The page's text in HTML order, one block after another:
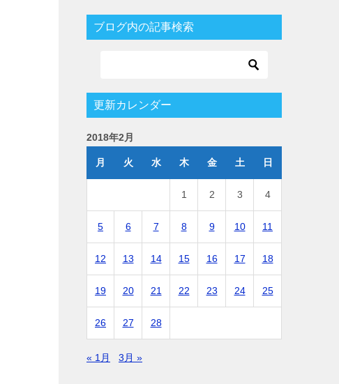
ブログ内の記事検索
更新カレンダー
2018年2月
月 火 水 木 金 土 日
1 2 3 4
5 6 7 8 9 10 11
12 13 14 15 16 17 18
19 20 21 22 23 24 25
26 27 28
« 1月 3月 »